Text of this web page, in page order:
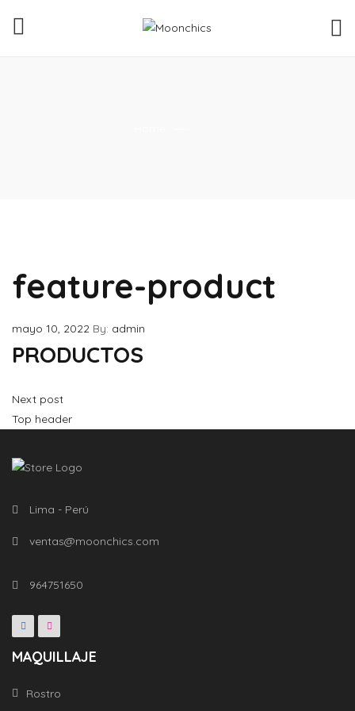
feature-product
mayo 10, 2022 By: admin
PRODUCTOS
Next post
Top header
Lima - Perú
ventas@moonchics.com
964751650
MAQUILLAJE
Rostro